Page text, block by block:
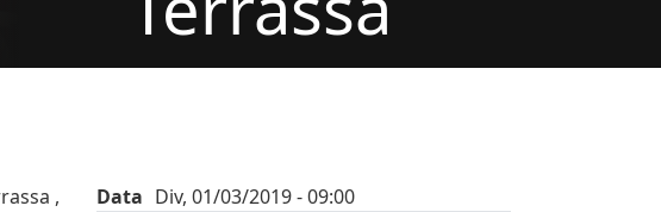
,
Data Div, 01/03/2019 - 09:00